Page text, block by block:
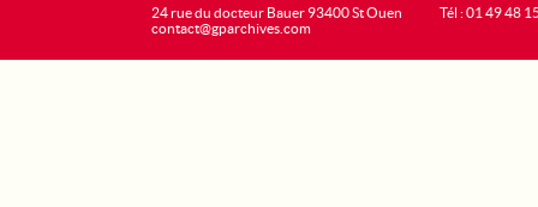
24 rue du docteur Bauer 93400 St Ouen
contact@gparchives.com
Tél : 01 49 48